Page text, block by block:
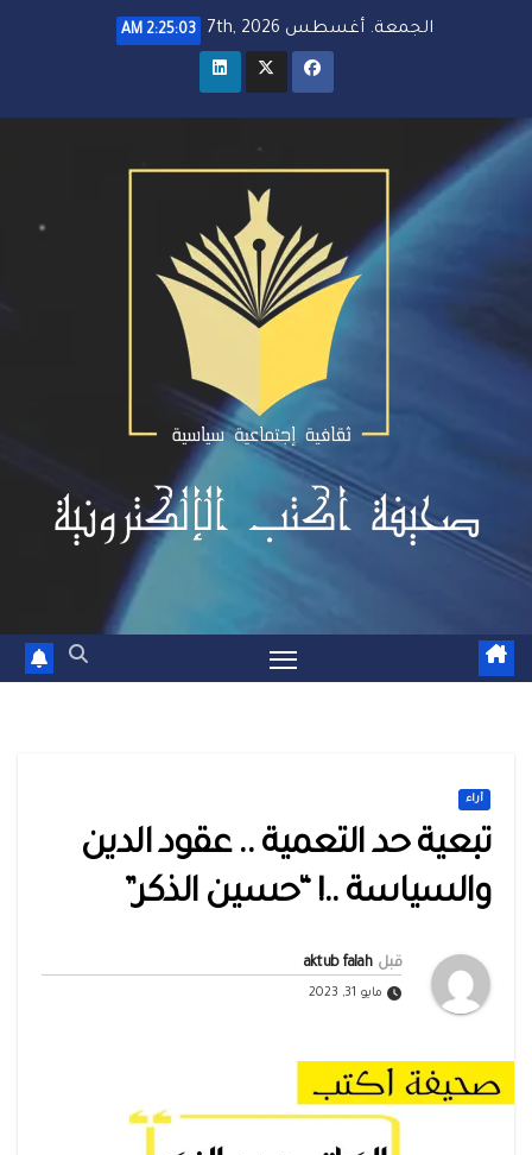
الجمعة. أغسطس 7th, 2026 2:25:05 AM
أراء
تبعية حد التعمية .. عقود الدين
والسياسة ..! “حسين الذكر”
قبل aktub falah
مايو 31, 2023